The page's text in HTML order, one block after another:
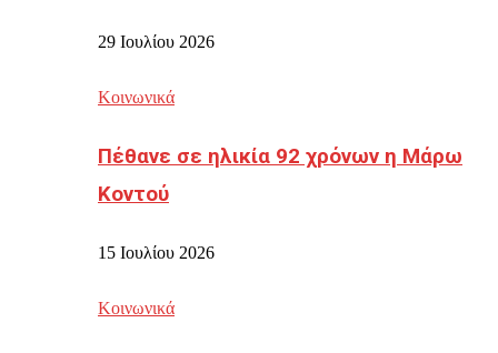
29 Ιουλίου 2026
Κοινωνικά
Πέθανε σε ηλικία 92 χρόνων η Μάρω
Κοντού
15 Ιουλίου 2026
Κοινωνικά